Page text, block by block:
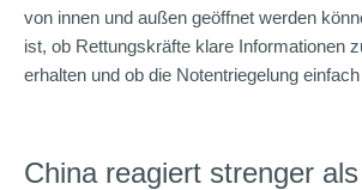
von innen und außen geöffnet werden
ist, ob Rettungskräfte klare Informationen
erhalten und ob die Notentriegelung
China reagiert strenger